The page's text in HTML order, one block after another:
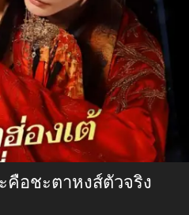
คือชะตาหงส์ตัวจริง